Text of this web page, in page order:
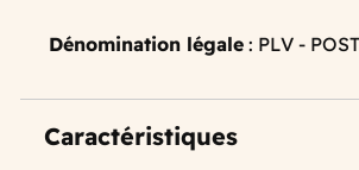
Dénomination légale : PLV -
Caractéristiques